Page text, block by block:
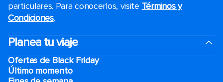
particulares. Para conocerlos, visite Términos y
Condiciones.
Planea tu viaje
Ofertas de Black Friday
Último momento